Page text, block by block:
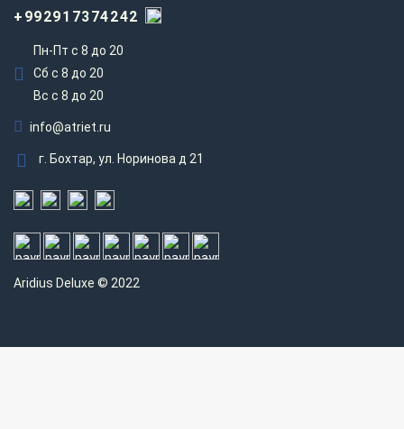
+992917374242
Пн-Пт с 8 до 20
Сб с 8 до 20
Вс c 8 до 20
info@atriet.ru
г. Бохтар, ул. Норинова д 21
Aridius Deluxe © 2022